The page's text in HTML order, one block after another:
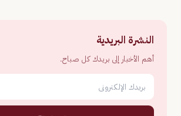
النشرة البريدية
أهم الأخبار إلى بريدك كل صباح.